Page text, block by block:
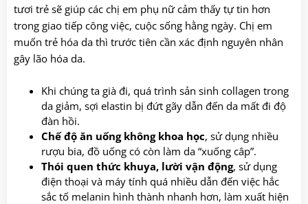
tươi trẻ sẽ giúp các chị em phụ nữ cảm thấy tự tin hơn
trong giao tiếp công việc, cuộc sống hằng ngày. Chị em
muốn trẻ hóa da thì trước tiên cần xác định nguyên nhân
gây lão hóa da.
Khi chúng ta già đi, quá trình sản sinh collagen trong
da giảm, sợi elastin bị đứt gãy dẫn đến da mất đi độ
đàn hồi.
Chế độ ăn uống không khoa học, sử dụng nhiều
rượu bia, đồ uống có còn làm da “xuống câp”.
Thói quen thức khuya, lười vận động, sử dụng
điện thoại và máy tính quá nhiều dẫn đến việc hắc
sắc tố melanin hình thành nhanh hơn, làm xuất hiện